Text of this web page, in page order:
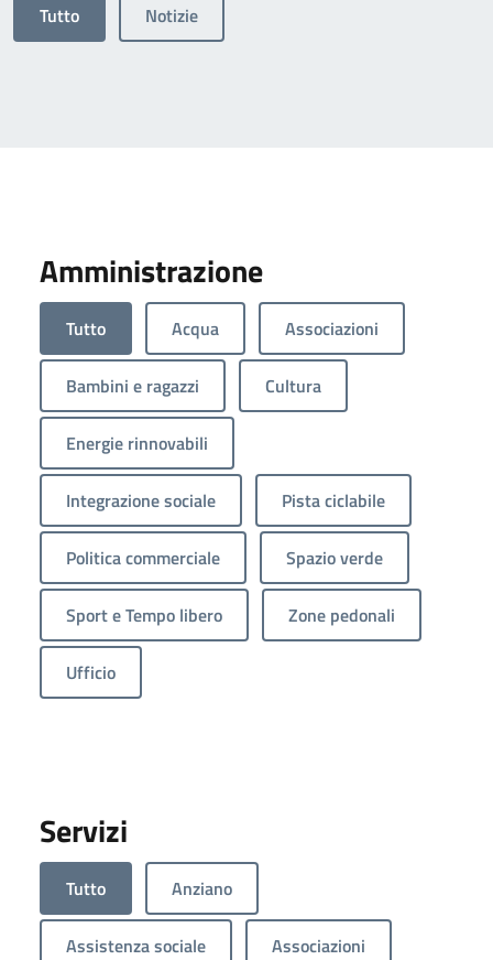
Tutto Notizie
Amministrazione
Tutto Acqua Associazioni
Bambini e ragazzi Cultura
Energie rinnovabili
Integrazione sociale Pista ciclabile
Politica commerciale Spazio verde
Sport e Tempo libero Zone pedonali
Ufficio
Servizi
Tutto Anziano
Assistenza sociale Associazioni